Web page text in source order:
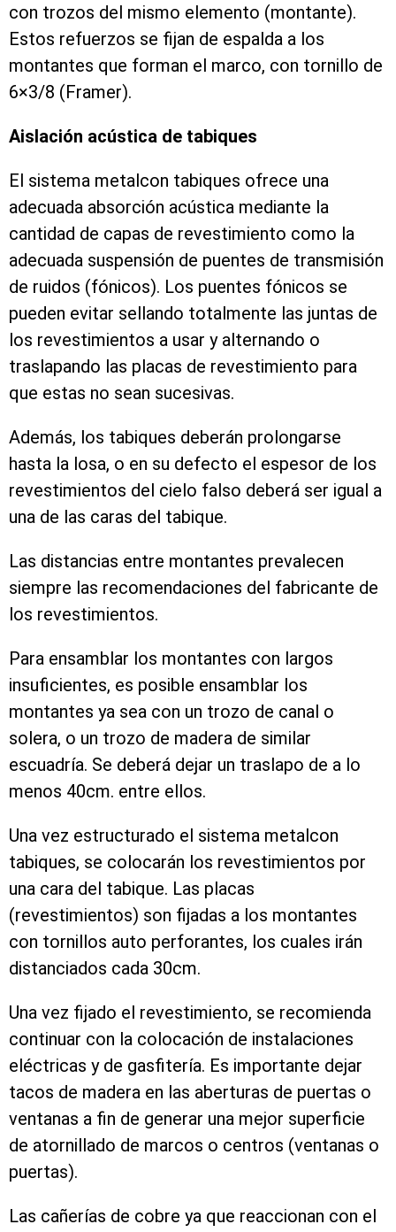
con trozos del mismo elemento (montante).
Estos refuerzos se fijan de espalda a los
montantes que forman el marco, con tornillo de
6×3/8 (Framer).
Aislación acústica de tabiques
El sistema metalcon tabiques ofrece una
adecuada absorción acústica mediante la
cantidad de capas de revestimiento como la
adecuada suspensión de puentes de transmisión
de ruidos (fónicos). Los puentes fónicos se
pueden evitar sellando totalmente las juntas de
los revestimientos a usar y alternando o
traslapando las placas de revestimiento para
que estas no sean sucesivas.
Además, los tabiques deberán prolongarse
hasta la losa, o en su defecto el espesor de los
revestimientos del cielo falso deberá ser igual a
una de las caras del tabique.
Las distancias entre montantes prevalecen
siempre las recomendaciones del fabricante de
los revestimientos.
Para ensamblar los montantes con largos
insuficientes, es posible ensamblar los
montantes ya sea con un trozo de canal o
solera, o un trozo de madera de similar
escuadría. Se deberá dejar un traslapo de a lo
menos 40cm. entre ellos.
Una vez estructurado el sistema metalcon
tabiques, se colocarán los revestimientos por
una cara del tabique. Las placas
(revestimientos) son fijadas a los montantes
con tornillos auto perforantes, los cuales irán
distanciados cada 30cm.
Una vez fijado el revestimiento, se recomienda
continuar con la colocación de instalaciones
eléctricas y de gasfitería. Es importante dejar
tacos de madera en las aberturas de puertas o
ventanas a fin de generar una mejor superficie
de atornillado de marcos o centros (ventanas o
puertas).
Las cañerías de cobre ya que reaccionan con el